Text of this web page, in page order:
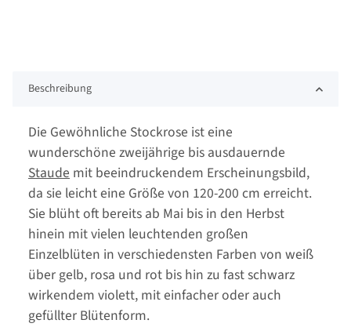
Beschreibung
Die Gewöhnliche Stockrose ist eine
wunderschöne zweijährige bis ausdauernde
Staude mit beeindruckendem Erscheinungsbild,
da sie leicht eine Größe von 120-200 cm erreicht.
Sie blüht oft bereits ab Mai bis in den Herbst
hinein mit vielen leuchtenden großen
Einzelblüten in verschiedensten Farben von weiß
über gelb, rosa und rot bis hin zu fast schwarz
wirkendem violett, mit einfacher oder auch
gefüllter Blütenform.